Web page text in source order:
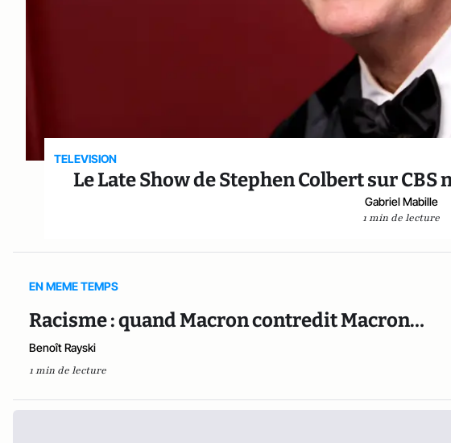
TELEVISION
Le Late Show de Stephen Colbert sur
Gabriel Mabille
1 min de lecture
EN MEME TEMPS
Racisme : quand Macron contredit Macron…
Benoît Rayski
1 min de lecture